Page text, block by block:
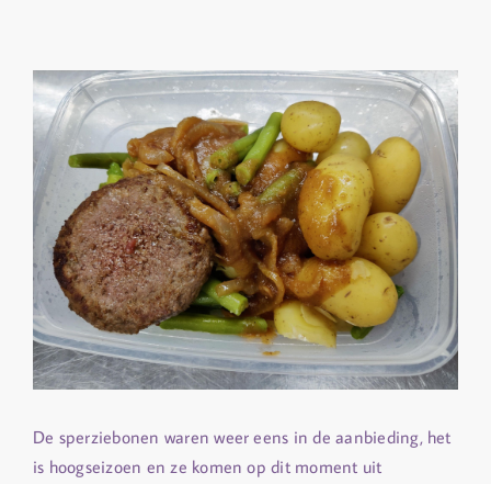
De sperziebonen waren weer eens in de aanbieding, het
is hoogseizoen en ze komen op dit moment uit